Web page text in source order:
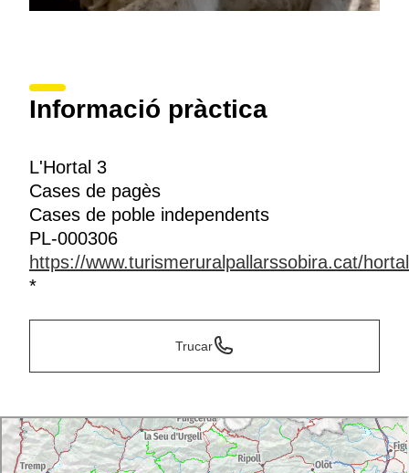
Informació pràctica
L'Hortal 3
Cases de pagès
Cases de poble independents
PL-000306
https://www.turismeruralpallarssobira.cat/
*
Trucar